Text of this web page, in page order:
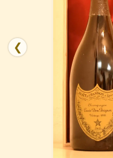
❮